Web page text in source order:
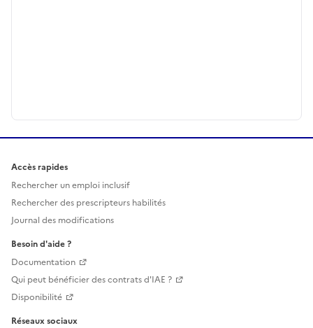
Accès rapides
Rechercher un emploi inclusif
Rechercher des prescripteurs habilités
Journal des modifications
Besoin d'aide ?
Documentation
Qui peut bénéficier des contrats d'IAE ?
Disponibilité
Réseaux sociaux